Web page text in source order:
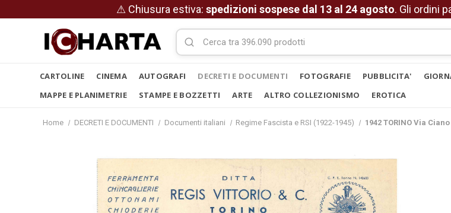
⚠ Chiusura estiva: spedizioni sospese dal 13 al 24 agosto. Gli ordini
CARTOLINE CINEMA AUTOGRAFI DECRETI E DOCUMENTI FOTOGRAFIE PUBBLICITA'
MAPPE E PLANIMETRIE
STAMPE E BOZZETTI ARTE ALTRO COLLEZIONISMO EROTICA
Home DECRETI E DOCUMENTI Documenti italiani Regime Fascista e RSI (1922-1945) 1942 TORINO Via